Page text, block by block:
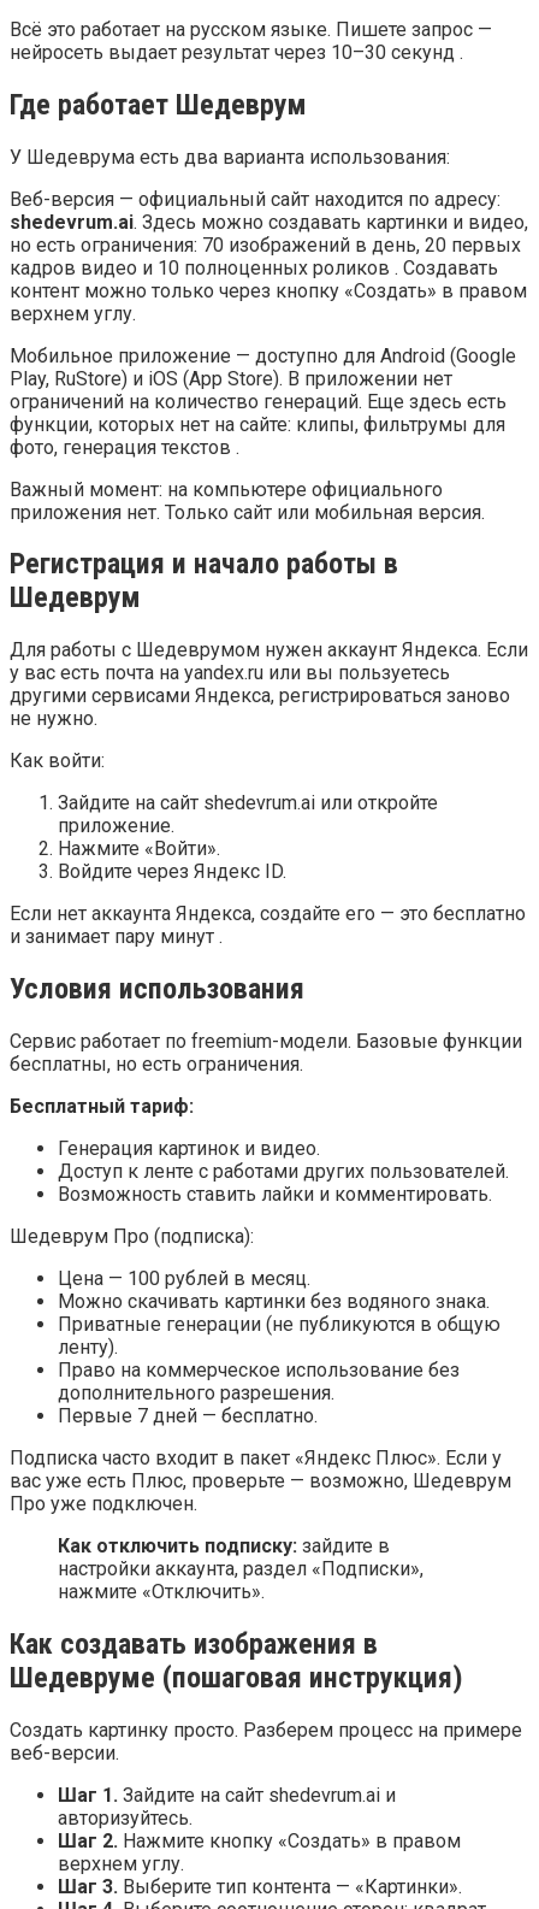
Всё это работает на русском языке. Пишете запрос —
нейросеть выдает результат через 10–30 секунд .
Где работает Шедеврум
У Шедеврума есть два варианта использования:
Веб-версия — официальный сайт находится по адресу:
shedevrum.ai. Здесь можно создавать картинки и видео,
но есть ограничения: 70 изображений в день, 20 первых
кадров видео и 10 полноценных роликов . Создавать
контент можно только через кнопку «Создать» в правом
верхнем углу.
Мобильное приложение — доступно для Android (Google
Play, RuStore) и iOS (App Store). В приложении нет
ограничений на количество генераций. Еще здесь есть
функции, которых нет на сайте: клипы, фильтрумы для
фото, генерация текстов .
Важный момент: на компьютере официального
приложения нет. Только сайт или мобильная версия.
Регистрация и начало работы в
Шедеврум
Для работы с Шедеврумом нужен аккаунт Яндекса. Если
у вас есть почта на yandex.ru или вы пользуетесь
другими сервисами Яндекса, регистрироваться заново
не нужно.
Как войти:
Зайдите на сайт shedevrum.ai или откройте
приложение.
Нажмите «Войти».
Войдите через Яндекс ID.
Если нет аккаунта Яндекса, создайте его — это бесплатно
и занимает пару минут .
Условия использования
Сервис работает по freemium-модели. Базовые функции
бесплатны, но есть ограничения.
Бесплатный тариф:
Генерация картинок и видео.
Доступ к ленте с работами других пользователей.
Возможность ставить лайки и комментировать.
Шедеврум Про (подписка):
Цена — 100 рублей в месяц.
Можно скачивать картинки без водяного знака.
Приватные генерации (не публикуются в общую
ленту).
Право на коммерческое использование без
дополнительного разрешения.
Первые 7 дней — бесплатно.
Подписка часто входит в пакет «Яндекс Плюс». Если у
вас уже есть Плюс, проверьте — возможно, Шедеврум
Про уже подключен.
Как отключить подписку: зайдите в
настройки аккаунта, раздел «Подписки»,
нажмите «Отключить».
Как создавать изображения в
Шедевруме (пошаговая инструкция)
Создать картинку просто. Разберем процесс на примере
веб-версии.
Шаг 1. Зайдите на сайт shedevrum.ai и
авторизуйтесь.
Шаг 2. Нажмите кнопку «Создать» в правом
верхнем углу.
Шаг 3. Выберите тип контента — «Картинки».